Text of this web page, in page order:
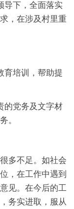
导下，全面落实
，在涉及村里重
育培训，帮助提
的党务及文字材
。
多不足。如社会
，在工作中遇到
见。在今后的工
务实进取，服从